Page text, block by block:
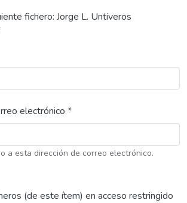
fichero: Jorge L. Untiveros
electrónico *
a esta dirección de correo electrónico.
(de este ítem) en acceso restringido